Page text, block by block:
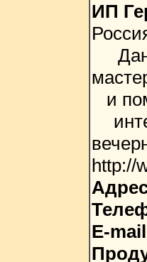
ИП
и
http://
E-